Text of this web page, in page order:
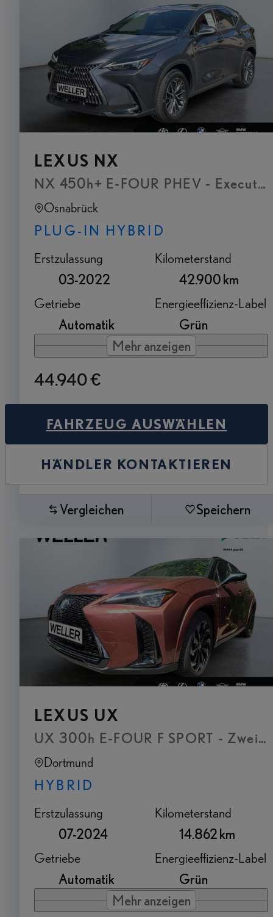
LEXUS NX
NX 450h+ E-FOUR PHEV -
Osnabrück
PLUG-IN HYBRID
Erstzulassung
03-2022
Kilometerstand
42.900 km
Getriebe
Automatik
Energieeffizienz-Label
Grün
Mehr anzeigen
44.940 €
FAHRZEUG AUSWÄHLEN
HÄNDLER KONTAKTIEREN
Vergleichen Speichern
LEXUS UX
Dortmund
HYBRID
Erstzulassung
07-2024
Kilometerstand
14.862 km
Getriebe
Automatik
Energieeffizienz-Label
Grün
Mehr anzeigen